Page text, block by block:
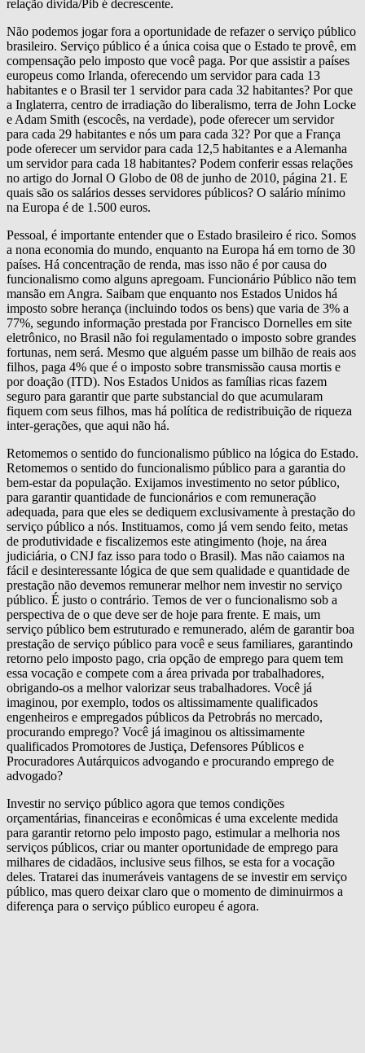
relação dívida/Pib é decrescente.
Não podemos jogar fora a oportunidade de refazer o serviço público
brasileiro. Serviço público é a única coisa que o Estado te provê, em
compensação pelo imposto que você paga. Por que assistir a países
europeus como Irlanda, oferecendo um servidor para cada 13
habitantes e o Brasil ter 1 servidor para cada 32 habitantes? Por que
a Inglaterra, centro de irradiação do liberalismo, terra de John Locke
e Adam Smith (escocês, na verdade), pode oferecer um servidor
para cada 29 habitantes e nós um para cada 32? Por que a França
pode oferecer um servidor para cada 12,5 habitantes e a Alemanha
um servidor para cada 18 habitantes? Podem conferir essas relações
no artigo do Jornal O Globo de 08 de junho de 2010, página 21. E
quais são os salários desses servidores públicos? O salário mínimo
na Europa é de 1.500 euros.
Pessoal, é importante entender que o Estado brasileiro é rico. Somos
a nona economia do mundo, enquanto na Europa há em torno de 30
países. Há concentração de renda, mas isso não é por causa do
funcionalismo como alguns apregoam. Funcionário Público não tem
mansão em Angra. Saibam que enquanto nos Estados Unidos há
imposto sobre herança (incluindo todos os bens) que varia de 3% a
77%, segundo informação prestada por Francisco Dornelles em site
eletrônico, no Brasil não foi regulamentado o imposto sobre grandes
fortunas, nem será. Mesmo que alguém passe um bilhão de reais aos
filhos, paga 4% que é o imposto sobre transmissão causa mortis e
por doação (ITD). Nos Estados Unidos as famílias ricas fazem
seguro para garantir que parte substancial do que acumularam
fiquem com seus filhos, mas há política de redistribuição de riqueza
inter-gerações, que aqui não há.
Retomemos o sentido do funcionalismo público na lógica do Estado.
Retomemos o sentido do funcionalismo público para a garantia do
bem-estar da população. Exijamos investimento no setor público,
para garantir quantidade de funcionários e com remuneração
adequada, para que eles se dediquem exclusivamente à prestação do
serviço público a nós. Instituamos, como já vem sendo feito, metas
de produtividade e fiscalizemos este atingimento (hoje, na área
judiciária, o CNJ faz isso para todo o Brasil). Mas não caiamos na
fácil e desinteressante lógica de que sem qualidade e quantidade de
prestação não devemos remunerar melhor nem investir no serviço
público. É justo o contrário. Temos de ver o funcionalismo sob a
perspectiva de o que deve ser de hoje para frente. E mais, um
serviço público bem estruturado e remunerado, além de garantir boa
prestação de serviço público para você e seus familiares, garantindo
retorno pelo imposto pago, cria opção de emprego para quem tem
essa vocação e compete com a área privada por trabalhadores,
obrigando-os a melhor valorizar seus trabalhadores. Você já
imaginou, por exemplo, todos os altissimamente qualificados
engenheiros e empregados públicos da Petrobrás no mercado,
procurando emprego? Você já imaginou os altissimamente
qualificados Promotores de Justiça, Defensores Públicos e
Procuradores Autárquicos advogando e procurando emprego de
advogado?
Investir no serviço público agora que temos condições
orçamentárias, financeiras e econômicas é uma excelente medida
para garantir retorno pelo imposto pago, estimular a melhoria nos
serviços públicos, criar ou manter oportunidade de emprego para
milhares de cidadãos, inclusive seus filhos, se esta for a vocação
deles. Tratarei das inumeráveis vantagens de se investir em serviço
público, mas quero deixar claro que o momento de diminuirmos a
diferença para o serviço público europeu é agora.